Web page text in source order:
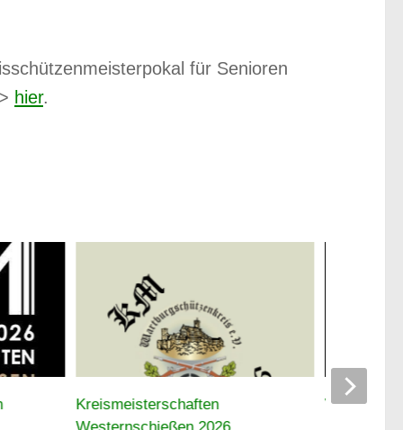
für Senioren
hier.
Kreismeisterschaften